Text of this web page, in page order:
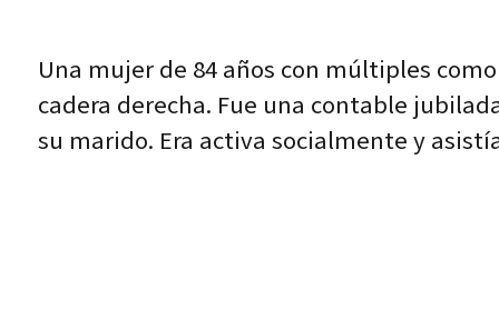
Una mujer de 84 años con múltiples
cadera derecha. Fue una contable
su marido. Era activa socialmente y